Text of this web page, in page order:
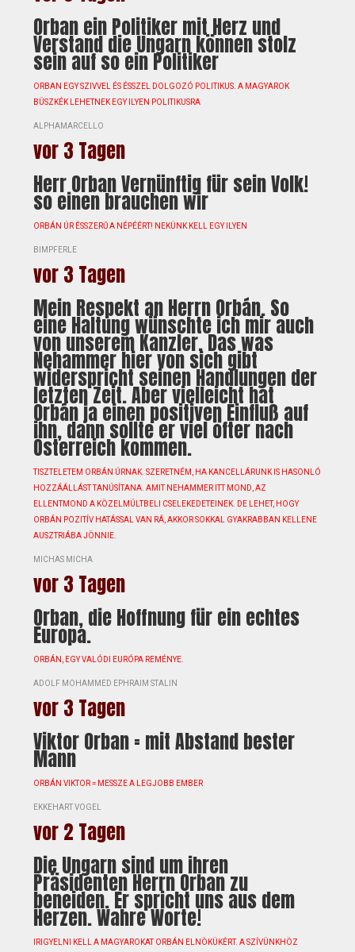
Orban ein Politiker mit Herz und
Verstand die Ungarn können stolz
sein auf so ein Politiker
ORBAN EGY SZIVVEL ÉS ÉSSZEL DOLGOZÓ POLITIKUS. A MAGYAROK
BÜSZKÉK LEHETNEK EGY ILYEN POLITIKUSRA
ALPHAMARCELLO
vor 3 Tagen
Herr Orban Vernünftig für sein Volk!
so einen brauchen wir
ORBÁN ÚR ÉSSZERŰ A NÉPÉÉRT! NEKÜNK KELL EGY ILYEN
BIMPFERLE
vor 3 Tagen
Mein Respekt an Herrn Orbán. So
eine Haltung wünschte ich mir auch
von unserem Kanzler. Das was
Nehammer hier von sich gibt
widerspricht seinen Handlungen der
letzten Zeit. Aber vielleicht hat
Orbán ja einen positiven Einfluß auf
ihn, dann sollte er viel öfter nach
Österreich kommen.
TISZTELETEM ORBÁN ÚRNAK. SZERETNÉM, HA KANCELLÁRUNK IS HASONLÓ
HOZZÁÁLLÁST TANÚSÍTANA. AMIT NEHAMMER ITT MOND, AZ
ELLENTMOND A KÖZELMÚLTBELI CSELEKEDETEINEK. DE LEHET, HOGY
ORBÁN POZITÍV HATÁSSAL VAN RÁ, AKKOR SOKKAL GYAKRABBAN KELLENE
AUSZTRIÁBA JÖNNIE.
MICHAS MICHA
vor 3 Tagen
Orban, die Hoffnung für ein echtes
Europa.
ORBÁN, EGY VALÓDI EURÓPA REMÉNYE.
ADOLF MOHAMMED EPHRAIM STALIN
vor 3 Tagen
Viktor Orban = mit Abstand bester
Mann
ORBÁN VIKTOR = MESSZE A LEGJOBB EMBER
EKKEHART VOGEL
vor 2 Tagen
Die Ungarn sind um ihren
Präsidenten Herrn Orban zu
beneiden. Er spricht uns aus dem
Herzen. Wahre Worte!
IRIGYELNI KELL A MAGYAROKAT ORBÁN ELNÖKÜKÉRT. A SZÍVÜNKHÖZ